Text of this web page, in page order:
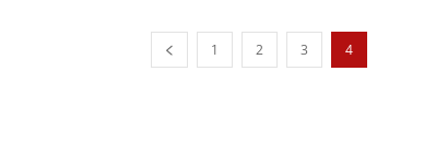
1 2 3 4